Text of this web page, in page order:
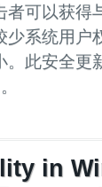
可以获得
系统用户
。此安全更
in